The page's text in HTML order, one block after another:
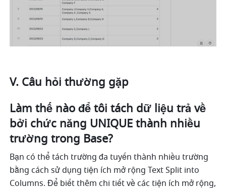
V. Câu hỏi thường gặp
Làm thế nào để tôi tách dữ liệu trả về
bởi chức năng UNIQUE thành nhiều
trường trong Base?
Bạn có thể tách trường đa tuyến thành nhiều trường
bằng cách sử dụng tiện ích mở rộng Text Split into
Columns. Để biết thêm chi tiết về các tiện ích mở rộng,